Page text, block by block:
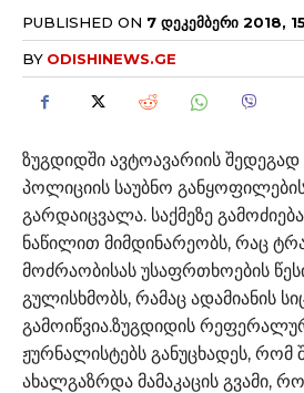
PUBLISHED ON 7 ᲓᲔᲙᲔᲛᲑᲔᲠᲘ 2018,
BY ODISHINEWS.GE
ზუგდიდში ავტოავარიის
პოლიციის საუბნო
გარდაიცვალა. საქმეზე
ნაწილით მიმდინარეობს, რაც
მოძრაობისას უსაფრთხოების
გულისხმობს, რამაც ადამიანის
გამოიწვია.ზუგდიდის
ჟურნალისტებს განუცხადეს, რომ
ახალგაზრდა მამაკაცის გვამი,